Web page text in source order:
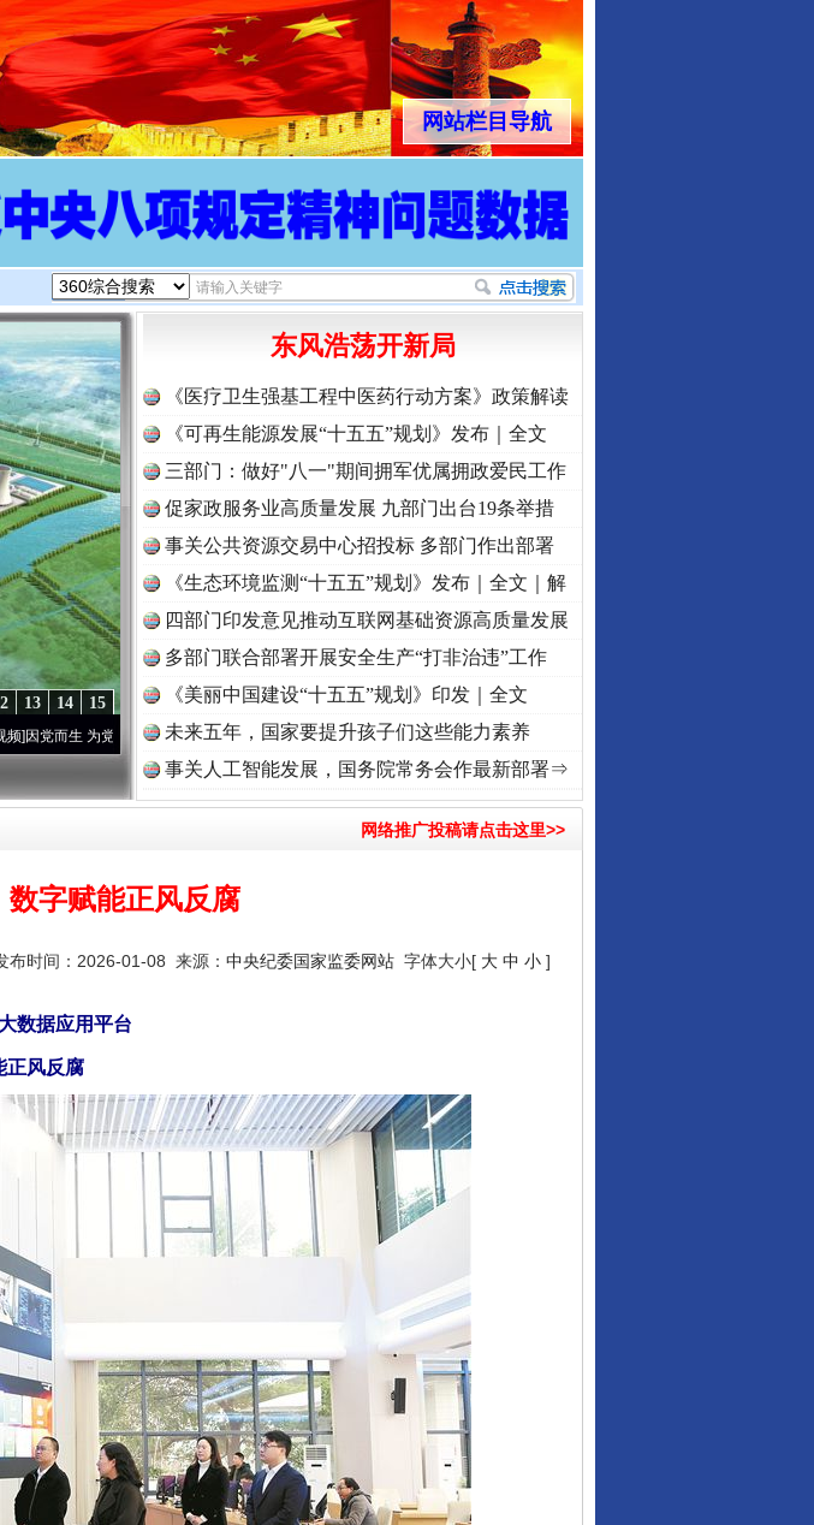
网站栏目导航
15
14
13
为党而战——百年“纪”事⑧加强纪律..·[视频]牢记初心使命 奋进复兴征程丨“转折之城”激荡..
东风浩荡开新局
《医疗卫生强基工程中医药行动方案》政策解读
《可再生能源发展“十五五”规划》发布｜全文
三部门：做好"八一"期间拥军优属拥政爱民工作
促家政服务业高质量发展 九部门出台19条举措
事关公共资源交易中心招投标 多部门作出部署
《生态环境监测“十五五”规划》发布｜全文｜解
读
四部门印发意见推动互联网基础资源高质量发展
多部门联合部署开展安全生产“打非治违”工作
《美丽中国建设“十五五”规划》印发｜全文
未来五年，国家要提升孩子们这些能力素养
事关人工智能发展，国务院常务会作最新部署⇒
网络推广投稿请点击这里>>
数字赋能正风反腐
布时间：2026-01-08 来源： 中央纪委国家监委网站 字体大小[ 大 中 小 ]
数据应用平台
正风反腐